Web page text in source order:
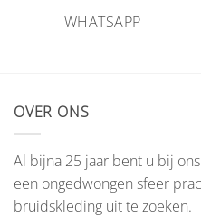
WHATSAPP
OVER ONS
Al bijna 25 jaar bent u bij
een ongedwongen sfeer
bruidskleding uit te zoeken.